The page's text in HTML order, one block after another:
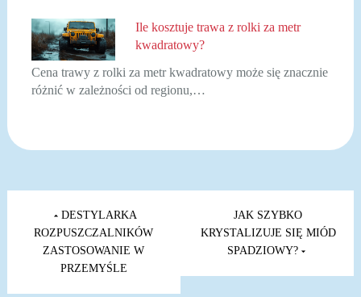
Ile kosztuje trawa z rolki za metr
kwadratowy?
Cena trawy z rolki za metr kwadratowy może się znacznie
różnić w zależności od regionu,…
Nawigacja
wpisuDESTYLARKA
ROZPUSZCZALNIKÓW
ZASTOSOWANIE W
PRZEMYŚLE
JAK SZYBKO
KRYSTALIZUJE SIĘ MIÓD
SPADZIOWY?